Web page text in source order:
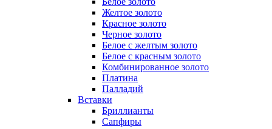
Желтое золото
Красное золото
Черное золото
Белое с желтым золото
Белое с красным золото
Комбинированное золото
Платина
Палладий
Вставки
Бриллианты
Сапфиры